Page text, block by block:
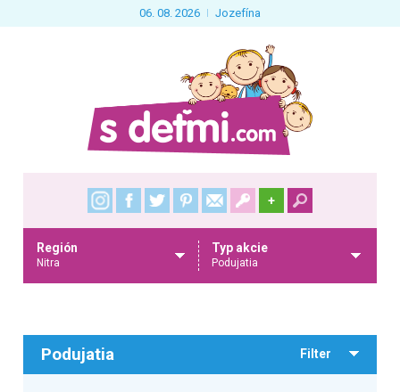
06. 08. 2026 Jozefína
+
Región
Nitra
Typ akcie
Podujatia
Podujatia Filter